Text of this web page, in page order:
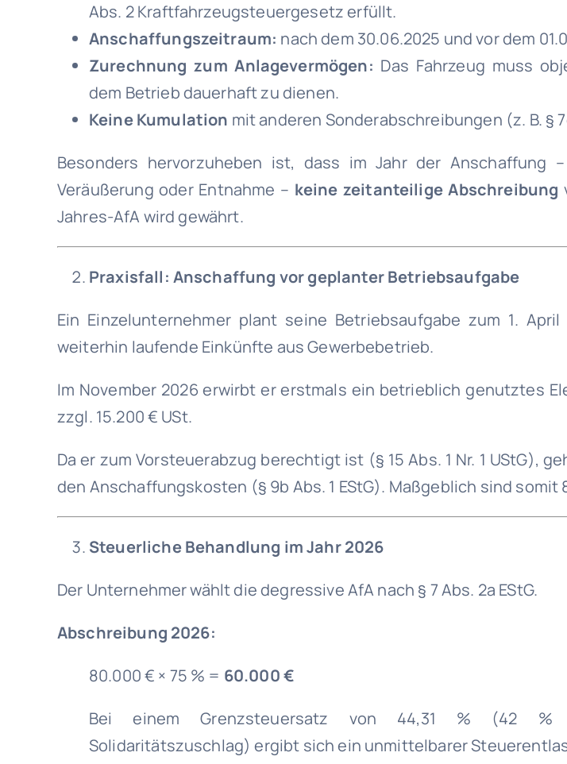
Abs. 2 Kraftfahrzeugsteuergesetz erfüllt.
Anschaffungszeitraum: nach dem 30.06.2025 und vor dem
Zurechnung zum Anlagevermögen: Das Fahrzeug muss
dem Betrieb dauerhaft zu dienen.
Keine Kumulation mit anderen Sonderabschreibungen (z. B. §
Besonders hervorzuheben ist, dass im Jahr der Anschaffung
Veräußerung oder Entnahme – keine zeitanteilige Abschreibung
Jahres-AfA wird gewährt.
Praxisfall: Anschaffung vor geplanter Betriebsaufgabe
Ein Einzelunternehmer plant seine Betriebsaufgabe zum 1.
weiterhin laufende Einkünfte aus Gewerbebetrieb.
Im November 2026 erwirbt er erstmals ein betrieblich genutztes
zzgl. 15.200 € USt.
Da er zum Vorsteuerabzug berechtigt ist (§ 15 Abs. 1 Nr. 1 UStG),
den Anschaffungskosten (§ 9b Abs. 1 EStG). Maßgeblich sind somit
Steuerliche Behandlung im Jahr 2026
Der Unternehmer wählt die degressive AfA nach § 7 Abs. 2a EStG.
Abschreibung 2026:
80.000 € × 75 % = 60.000 €
Bei einem Grenzsteuersatz von 44,31 % (42 %
Solidaritätszuschlag) ergibt sich ein unmittelbarer